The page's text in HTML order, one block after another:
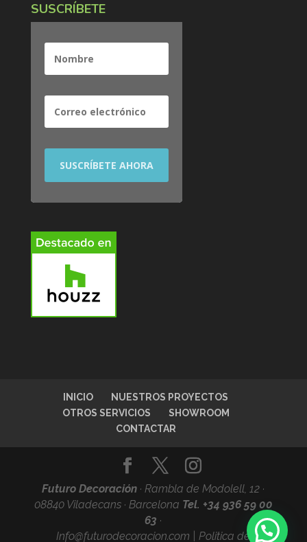
SUSCRÍBETE
INICIO
NUESTROS PROYECTOS
OTROS SERVICIOS
SHOWROOM
CONTACTAR
Futuro Decoración · Rambla de Modolell, 12 ·
08840 Viladecans · Barcelona Tel. +34 936 59 00
63 ·
Info@futurodecoracion.com
Politica de